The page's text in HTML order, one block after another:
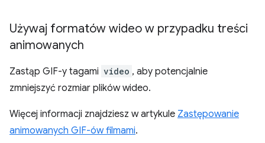
Używaj formatów wideo w przypadku treści
animowanych
Zastąp GIF-y tagami video , aby potencjalnie
zmniejszyć rozmiar plików wideo.
Więcej informacji znajdziesz w artykule Zastępowanie
animowanych GIF-ów filmami.